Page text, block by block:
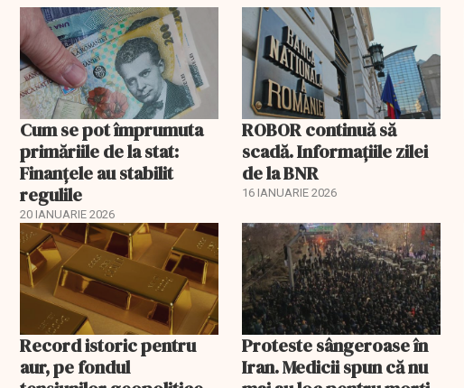
Cum se pot împrumuta
primăriile de la stat:
Finanțele au stabilit
regulile
20 IANUARIE 2026
ROBOR continuă să
scadă. Informaţiile zilei
de la BNR
16 IANUARIE 2026
Record istoric pentru
aur, pe fondul
Proteste sângeroase în
Iran. Medicii spun că nu